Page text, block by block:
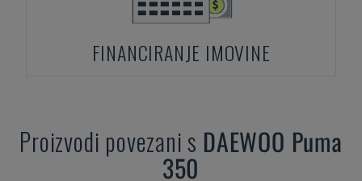
FINANCIRANJE IMOVINE
Proizvodi povezani s DAEWOO Puma
350